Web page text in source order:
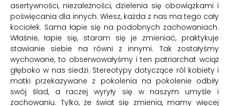
asertywności, niezależności, dzielenia się obowiązkami i
poświęcania dla innych. Wiesz, każda z nas ma tego cały
kociołek. Sama łapie się na podobnych zachowaniach.
Właśnie, łapie się, staram się je zmieniać, praktykuje
stawianie siebie na równi z innymi. Tak zostałyśmy
wychowane, to obserwowałyśmy i ten patriarchat wciąż
głęboko w nas siedzi. Stereotypy dotyczące ról kobiety i
matki przekazywane z pokolenia na pokolenie odbiły
swój ślad, a raczej wyryły się w naszym umyśle i
zachowaniu. Tylko, że świat się zmienia, mamy więcej